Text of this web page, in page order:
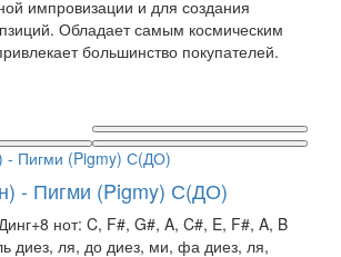
импровизации и для создания
Обладает самым космическим
большинство покупателей.
- Пигми (Pigmy) С(ДО)
нот: C, F#, G#, A, C#, E, F#, A, B
диез, ля, до диез, ми, фа диез, ля,